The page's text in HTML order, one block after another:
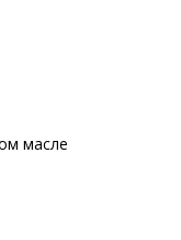
масле